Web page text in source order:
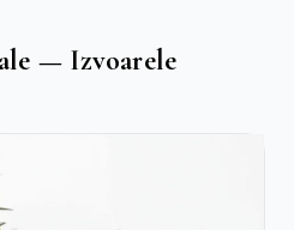
— Izvoarele